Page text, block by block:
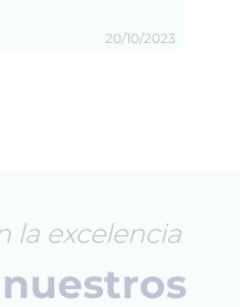
20/10/2023
la excelencia